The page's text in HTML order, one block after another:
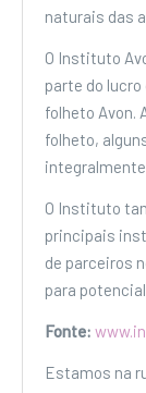
naturais das
O Instituto
parte do
folheto Avon.
folheto,
O Instituto
principais
de parceiros
para
Fonte:
Estamos na